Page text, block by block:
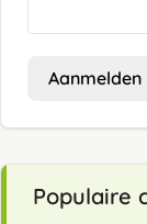
Aanmelden
Populaire